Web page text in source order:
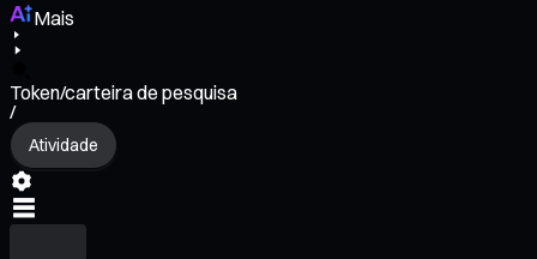
Mais
Token/carteira de pesquisa
/
Atividade